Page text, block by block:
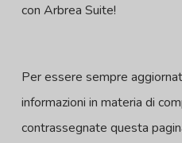
con Arbrea Suite!
Per essere sempre
informazioni in materia di
contrassegnate questa